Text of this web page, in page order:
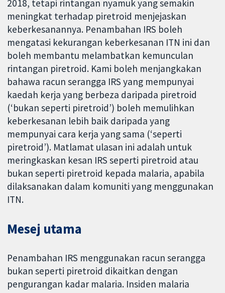
2018, tetapi rintangan nyamuk yang semakin
meningkat terhadap piretroid menjejaskan
keberkesanannya. Penambahan IRS boleh
mengatasi kekurangan keberkesanan ITN ini dan
boleh membantu melambatkan kemunculan
rintangan piretroid. Kami boleh menjangkakan
bahawa racun serangga IRS yang mempunyai
kaedah kerja yang berbeza daripada piretroid
(‘bukan seperti piretroid’) boleh memulihkan
keberkesanan lebih baik daripada yang
mempunyai cara kerja yang sama (‘seperti
piretroid’). Matlamat ulasan ini adalah untuk
meringkaskan kesan IRS seperti piretroid atau
bukan seperti piretroid kepada malaria, apabila
dilaksanakan dalam komuniti yang menggunakan
ITN.
Mesej utama
Penambahan IRS menggunakan racun serangga
bukan seperti piretroid dikaitkan dengan
pengurangan kadar malaria. Insiden malaria